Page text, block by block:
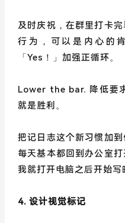
及时庆祝，在群里打卡
行为，可以是内心的
「Yes！」加强正循环。
Lower the bar. 降低要
就是胜利。
把记日志这个新习惯加
每天基本都回到办公室
我就打开电脑之后开始写
4. 设计视觉标记